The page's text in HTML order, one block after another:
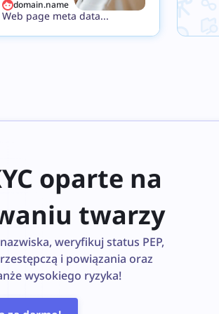
domain.name
Web page meta data...
oparte na
twarzy
weryfikuj status PEP,
i powiązania oraz
wysokiego ryzyka!